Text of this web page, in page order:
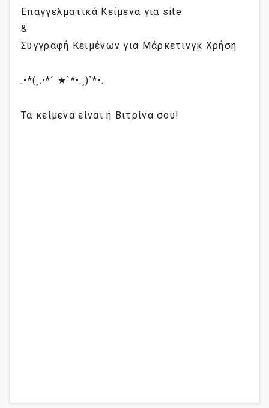
Επαγγελματικά Κείμενα για site
&
Συγγραφή Κειμένων για Μάρκετινγκ Χρήση
.•*(¸.•*´ ★`*•.¸)`*•.
Τα κείμενα είναι η Βιτρίνα σου!